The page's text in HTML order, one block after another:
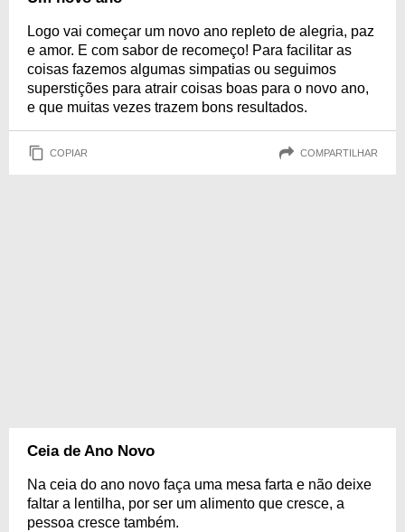
Logo vai começar um novo ano repleto de alegria, paz
e amor. E com sabor de recomeço! Para facilitar as
coisas fazemos algumas simpatias ou seguimos
superstições para atrair coisas boas para o novo ano,
e que muitas vezes trazem bons resultados.
COPIAR COMPARTILHAR
Ceia de Ano Novo
Na ceia do ano novo faça uma mesa farta e não deixe
faltar a lentilha, por ser um alimento que cresce, a
pessoa cresce também.